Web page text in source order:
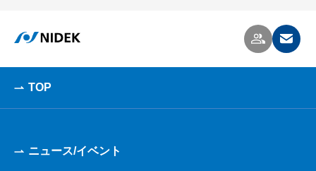
TOP
ニュース/イベント